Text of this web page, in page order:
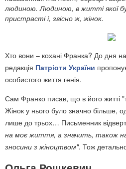
людиною. Людиною, в житті якої
пристрасті і, звісно ж, жінок.
Хто вони – кохані Франка? До дня
редакція Патріоти України
особистого життя генія.
Сам Франко писав, що в його житті
Жінок у нього було значно більше,
лише до трьох… Письменник
на моє життя, а значить, також
зносини з жіноцтвом". Тож